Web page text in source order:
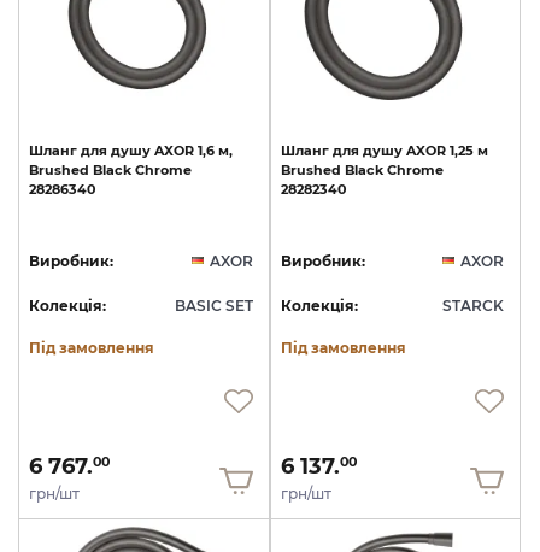
Шланг для душу AXOR 1,6 м,
Brushed Black Chrome
28286340
Виробник: AXOR
Колекція: BASIC SET
Під замовлення
6 767.00
грн/шт
Шланг для душу AXOR 1,25 м
Brushed Black Chrome
28282340
Виробник: AXOR
Колекція: STARCK
Під замовлення
6 137.00
грн/шт